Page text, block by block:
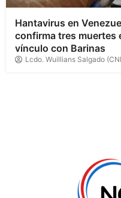
Hantavirus en
confirma tres muertes
vínculo con Barinas
Lcdo. Wuillians Salgado